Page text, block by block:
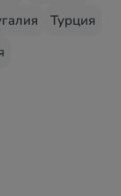
Турция